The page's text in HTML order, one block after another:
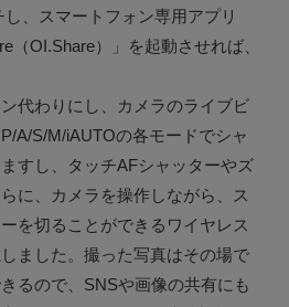
、スマートフォン専用アプリ
（OI.Share）」を起動させれば、
代わりにし、カメラのライブビ
A/S/M/iAUTOの各モードでシャ
すし、タッチAFシャッターやズ
に、カメラを操作しながら、ス
を切ることができるワイヤレス
ました。撮った写真はその場で
るので、SNSや画像の共有にも